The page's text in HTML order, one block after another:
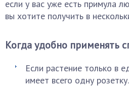
если у вас уже есть примула
вы хотите получить в
Когда удобно применять
Если растение только в
имеет всего одну розетку.